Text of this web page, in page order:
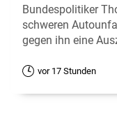
Bundespolitiker
schweren
gegen ihn eine
vor 17 Stunden